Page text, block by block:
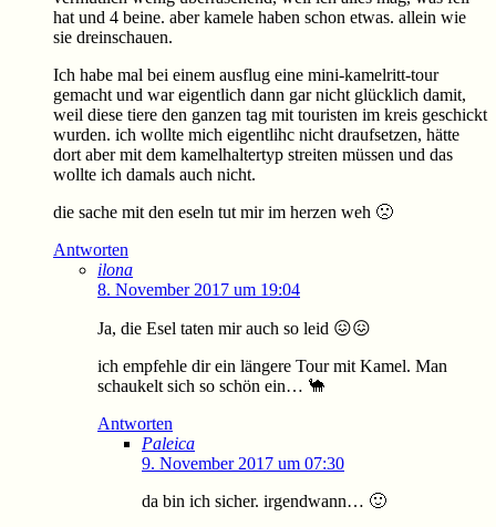
hat und 4 beine. aber kamele haben schon etwas. allein wie
sie dreinschauen.
Ich habe mal bei einem ausflug eine mini-kamelritt-tour
gemacht und war eigentlich dann gar nicht glücklich damit,
weil diese tiere den ganzen tag mit touristen im kreis geschickt
wurden. ich wollte mich eigentlihc nicht draufsetzen, hätte
dort aber mit dem kamelhaltertyp streiten müssen und das
wollte ich damals auch nicht.
die sache mit den eseln tut mir im herzen weh 🙁
Antworten
ilona
8. November 2017 um 19:04
Ja, die Esel taten mir auch so leid 😖😖
ich empfehle dir ein längere Tour mit Kamel. Man
schaukelt sich so schön ein… 🐪
Antworten
Paleica
9. November 2017 um 07:30
da bin ich sicher. irgendwann… 🙂